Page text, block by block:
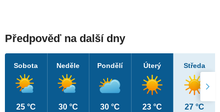
Předpověď na další dny
Sobota
25 °C
Neděle
30 °C
Pondělí
30 °C
Úterý
23 °C
Středa
27 °C